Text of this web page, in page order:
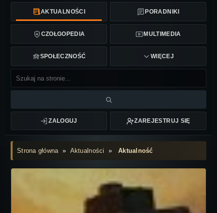
AKTUALNOŚCI PORADNIKI
CZOŁGOPEDIA MULTIMEDIA
SPOŁECZNOŚĆ WIĘCEJ
ZALOGUJ ZAREJESTRUJ SIĘ
Strona główna» Aktualności »Aktualność